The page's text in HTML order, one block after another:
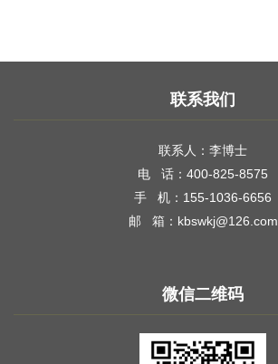
联系我们
联系人：李博士
电 话：400-825-8575
手 机：155-1036-6656
邮 箱：kbswkj@126.com
微信二维码